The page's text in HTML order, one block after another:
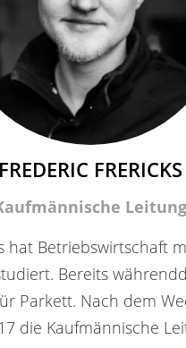
FREDERIC FRERICKS
Leitung
hat Betriebswirtschaft
Bereits
Parkett. Nach dem
die Kaufmännische